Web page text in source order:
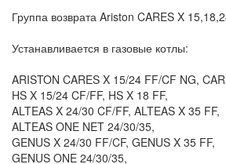
Группа возврата Ariston CARES X
Устанавливается в газовые котлы:
ARISTON CARES X 15/24 FF/CF NG,
HS X 15/24 CF/FF, HS X 18 FF,
ALTEAS X 24/30 CF/FF, ALTEAS X 35 FF,
ALTEAS ONE NET 24/30/35,
GENUS X 24/30 FF/CF, GENUS X 35 FF,
GENUS ONE 24/30/35,